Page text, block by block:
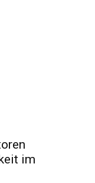
im